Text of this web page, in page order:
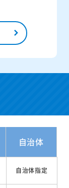
自治体
自治体指定